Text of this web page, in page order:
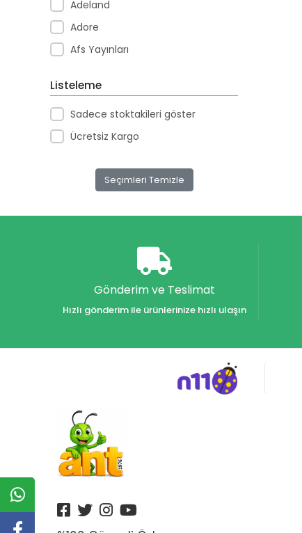
Adeland
Adore
Afs Yayınları
Agt
Aıhao
Akademi Denizi Yayınları
Akçağ Yayınları
Alfa Yayınları
Alfabe Yayınları
Altın Karma Yayınları
Altın Kitaplar Yayınevi
Altın Kitaplar Yayınları
Altınyıldız
Listeleme
Sadece stoktakileri göster
Ücretsiz Kargo
Seçimleri Temizle
Gönderim ve Teslimat
Hızlı gönderim ile ürünlerinize hızlı ulaşın